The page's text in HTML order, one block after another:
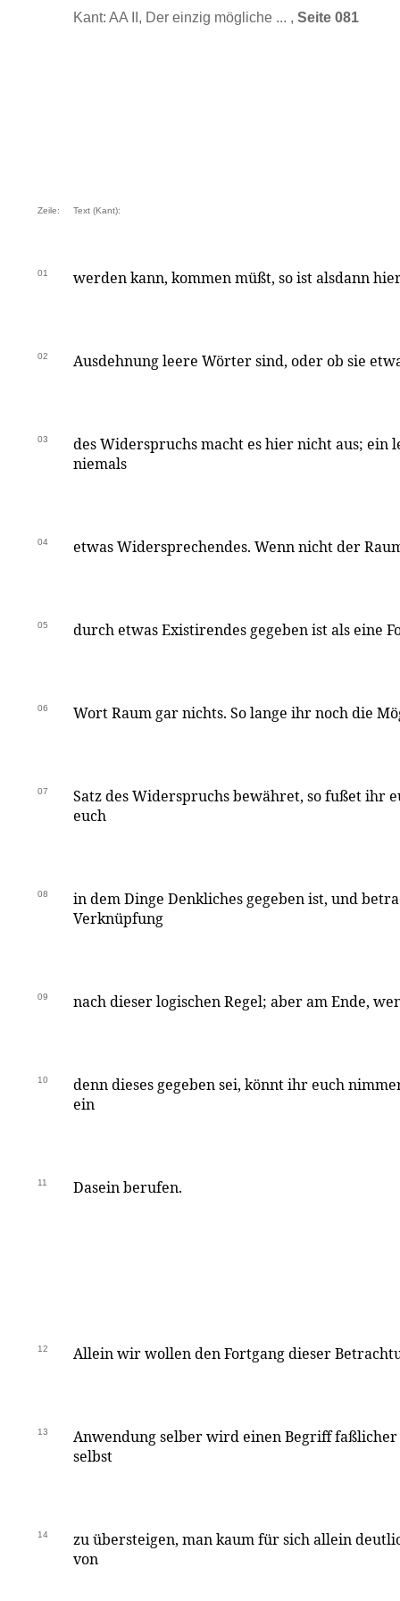
Kant: AA II, Der einzig mögliche ... , Seite 081
Zeile: Text (Kant):
01 werden kann, kommen müßt, so ist alsdann
02 Ausdehnung leere Wörter sind, oder ob sie
03
des Widerspruchs macht es hier nicht aus; ein
niemals
04 etwas Widersprechendes. Wenn nicht der
05 durch etwas Existirendes gegeben ist als eine
06 Wort Raum gar nichts. So lange ihr noch die
07
Satz des Widerspruchs bewähret, so fußet ihr
euch
08
in dem Dinge Denkliches gegeben ist, und
Verknüpfung
09 nach dieser logischen Regel; aber am Ende,
10
denn dieses gegeben sei, könnt ihr euch
ein
11 Dasein berufen.
12 Allein wir wollen den Fortgang dieser
13
Anwendung selber wird einen Begriff faßlicher
selbst
14
zu übersteigen, man kaum für sich allein
von